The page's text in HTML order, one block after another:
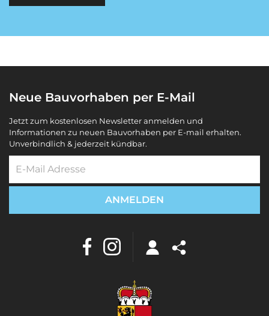
Neue Bauvorhaben per E-Mail
Jetzt zum kostenlosen Newsletter anmelden und
Informationen zu neuen Bauvorhaben per E-mail erhalten.
Unverbindlich & jederzeit kündbar.